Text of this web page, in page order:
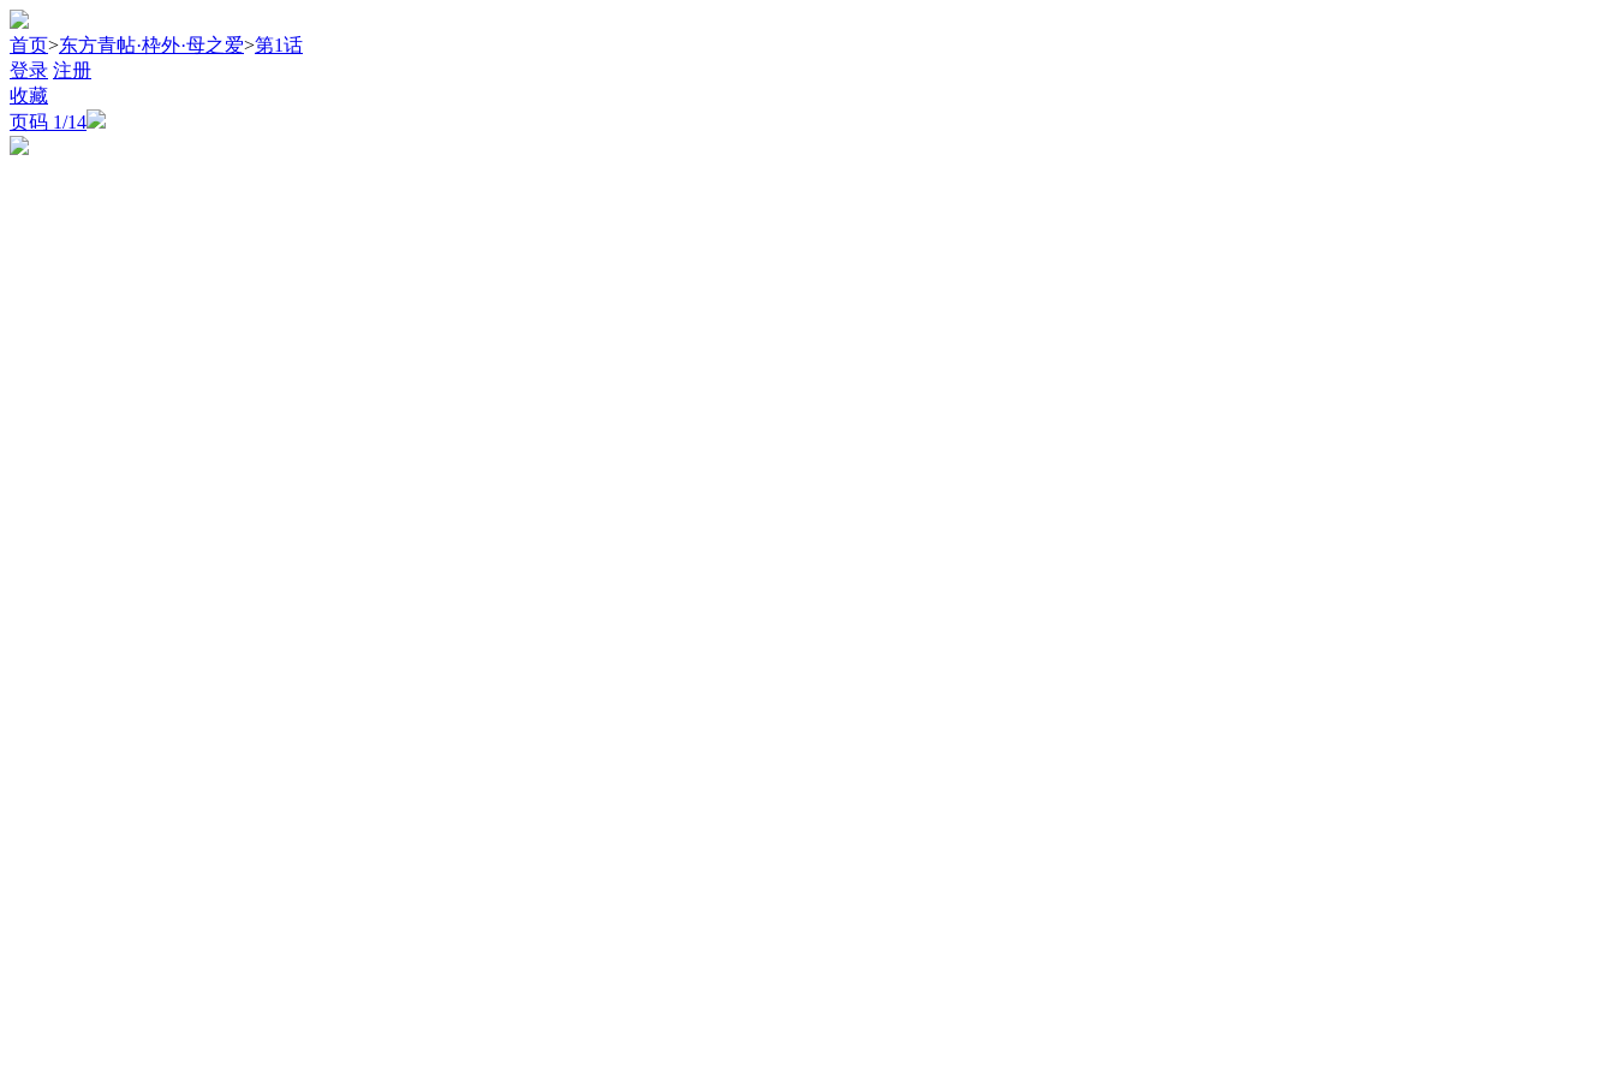
首页>东方青帖·枠外·母之爱>第1话
登录 注册
收藏
页码 1/14